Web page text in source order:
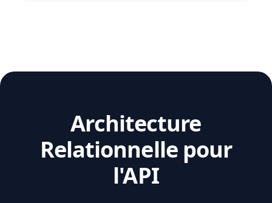
Architecture
Relationnelle pour
l'API